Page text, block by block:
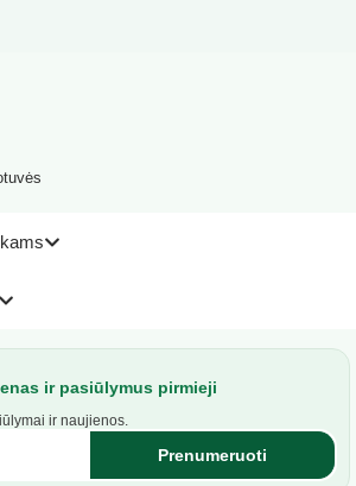
ir pasiūlymus pirmieji
ir naujienos.
Prenumeruoti